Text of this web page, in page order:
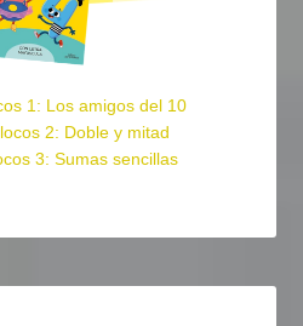
1: Los amigos del 10
2: Doble y mitad
3: Sumas sencillas